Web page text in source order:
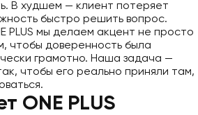
В худшем — клиент потеряет
быстро решить вопрос.
PLUS мы делаем акцент не просто
чтобы доверенность была
грамотно. Наша задача —
чтобы его реально приняли там,
ONE PLUS